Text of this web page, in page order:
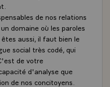
de nos relations
domaine où les paroles
aussi, il faut bien le
social très codé, qui
de votre
d'analyse que
de nos concitoyens.